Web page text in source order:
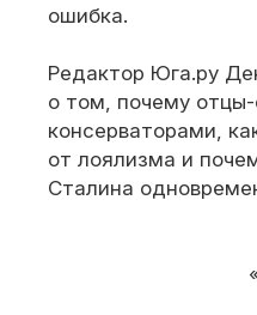
ошибка.
Редактор Юга.ру
о том, почему
консерваторами,
от лоялизма и
Сталина